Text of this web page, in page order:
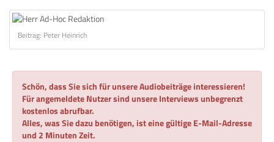
Beitrag: Peter Heinrich
Schön, dass Sie sich für unsere Audiobeiträge interessieren!
Für angemeldete Nutzer sind unsere Interviews unbegrenzt
kostenlos abrufbar.
Alles, was Sie dazu benötigen, ist eine gültige E-Mail-Adresse
und 2 Minuten Zeit.